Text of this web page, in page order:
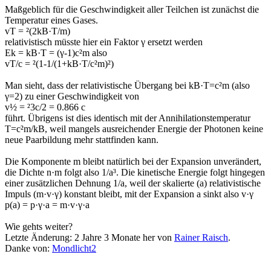
Maßgeblich für die Geschwindigkeit aller Teilchen ist zunächst die
Temperatur eines Gases.
vT = ²(2kB·T/m)
relativistisch müsste hier ein Faktor γ ersetzt werden
Ek = kB·T = (γ-1)c²m also
vT/c = ²(1-1/(1+kB·T/c²m)²)
Man sieht, dass der relativistische Übergang bei kB·T=c²m (also
γ=2) zu einer Geschwindigkeit von
v½ = ²3c/2 = 0.866 c
führt. Übrigens ist dies identisch mit der Annihilationstemperatur
T=c²m/kB, weil mangels ausreichender Energie der Photonen keine
neue Paarbildung mehr stattfinden kann.
Die Komponente m bleibt natürlich bei der Expansion unverändert,
die Dichte n·m folgt also 1/a³. Die kinetische Energie folgt hingegen
einer zusätzlichen Dehnung 1/a, weil der skalierte (a) relativistische
Impuls (m·v·γ) konstant bleibt, mit der Expansion a sinkt also v·γ
p(a) = p·γ·a = m·v·γ·a
Wie gehts weiter?
Letzte Änderung: 2 Jahre 3 Monate her von Rainer Raisch.
Danke von: Mondlicht2